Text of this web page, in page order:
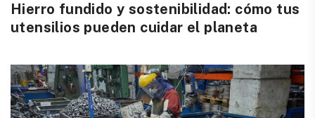
Hierro fundido y sostenibilidad: cómo tus
utensilios pueden cuidar el planeta